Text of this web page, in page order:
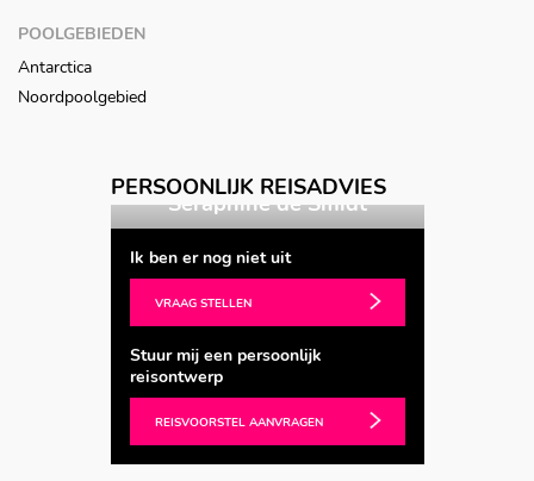
POOLGEBIEDEN
Antarctica
Noordpoolgebied
PERSOONLIJK REISADVIES
Seraphine de Smidt
Ik ben er nog niet uit
VRAAG STELLEN
Stuur mij een persoonlijk
reisontwerp
REISVOORSTEL AANVRAGEN